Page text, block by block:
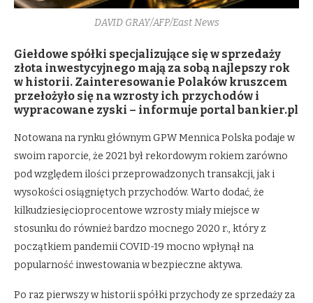
DAVID GRAY/AFP/East News
Giełdowe spółki specjalizujące się w sprzedaży
złota inwestycyjnego mają za sobą najlepszy rok
w historii. Zainteresowanie Polaków kruszcem
przełożyło się na wzrosty ich przychodów i
wypracowane zyski – informuje portal bankier.pl
Notowana na rynku głównym GPW Mennica Polska podaje w
swoim raporcie, że 2021 był rekordowym rokiem zarówno
pod względem ilości przeprowadzonych transakcji, jak i
wysokości osiągniętych przychodów. Warto dodać, że
kilkudziesięcioprocentowe wzrosty miały miejsce w
stosunku do również bardzo mocnego 2020 r., który z
początkiem pandemii COVID-19 mocno wpłynął na
popularność inwestowania w bezpieczne aktywa.
Po raz pierwszy w historii spółki przychody ze sprzedaży za